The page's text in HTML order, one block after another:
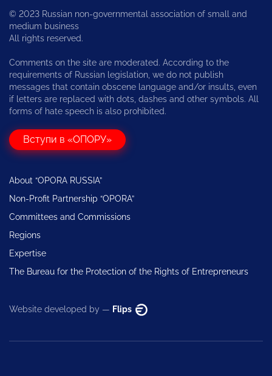
© 2023 Russian non-governmental association of small and
medium business
All rights reserved.
Comments on the site are moderated. According to the
requirements of Russian legislation, we do not publish
messages that contain obscene language and/or insults, even
if letters are replaced with dots, dashes and other symbols. All
forms of hate speech is also prohibited.
Вступи в «ОПОРУ»
About “OPORA RUSSIA”
Non-Profit Partnership “OPORA”
Committees and Commissions
Regions
Expertise
The Bureau for the Protection of the Rights of Entrepreneurs
Website developed by — Flips